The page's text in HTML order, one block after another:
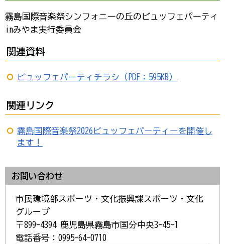
霧島国際音楽祭シンフォニーの丘のビュッフェパーティ
inみやま実行委員会
関連資料
ビュッフェパーティチラシ（PDF：595KB）
関連リンク
霧島国際音楽祭2026ビュッフェパーティーを開催し
ます！
お問い合わせ
市民環境部スポーツ・文化振興課スポーツ・文化
グループ
〒899-4394 鹿児島県霧島市国分中央3-45-1
電話番号：0995-64-0710